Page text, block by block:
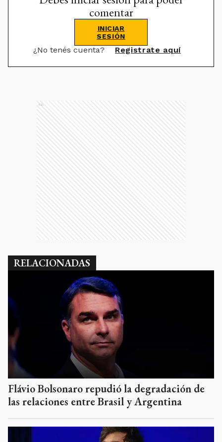
comentar
INICIAR
SESIÓN
¿No tenés cuenta? Registrate aquí
Ads
RELACIONADAS
Flávio Bolsonaro repudió la degradación de
las relaciones entre Brasil y Argentina